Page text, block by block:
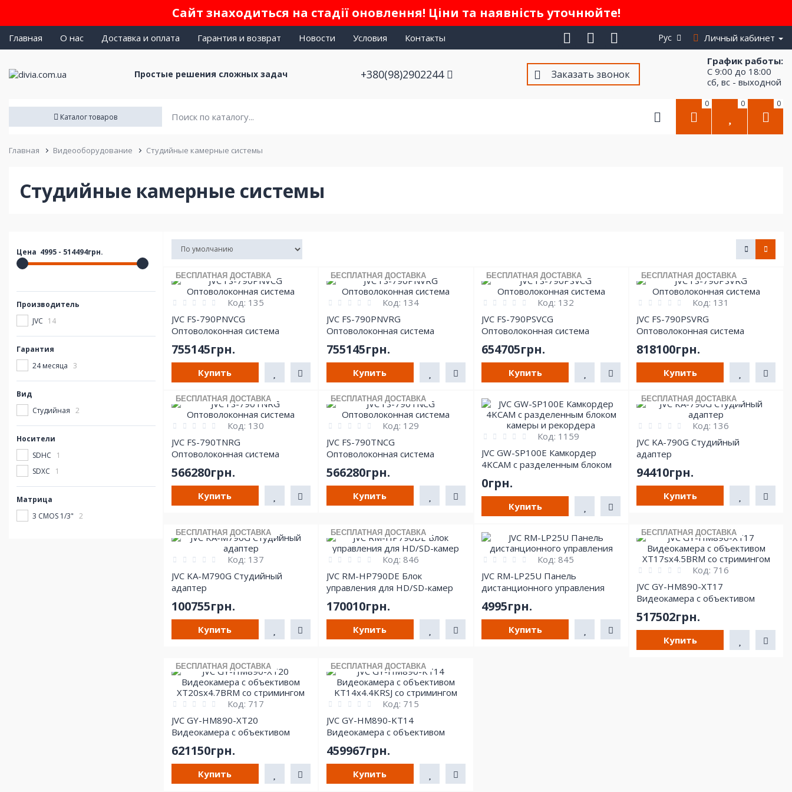
Сайт знаходиться на стадії оновлення! Ціни та наявність уточнюйте!
Главная О нас Доставка и оплата Гарантия и возврат Новости Условия Контакты Личный кабинет
Простые решения сложных задач +380(98)2902244 Заказать звонок
График работы:
С 9:00 до 18:00
сб, вс - выходной
Каталог товаров
0 0 0
Главная Видеооборудование Студийные камерные системы
Студийные камерные системы
Цена 4995- 514494грн.
Производитель
JVC 14
Гарантия
24 месяца 3
Вид
Студийная 2
Носители
SDHC
1
SDXC
1
Матрица
3 CMOS 1/3" 2
БЕСПЛАТНАЯ ДОСТАВКА
Код: 135
JVC FS-790PNVCG
Оптоволоконная система
755145грн.
Купить
БЕСПЛАТНАЯ ДОСТАВКА
Код: 134
JVC FS-790PNVRG
Оптоволоконная система
755145грн.
Купить
БЕСПЛАТНАЯ ДОСТАВКА
Код: 132
JVC FS-790PSVCG
Оптоволоконная система
654705грн.
Купить
БЕСПЛАТНАЯ ДОСТАВКА
Код: 131
JVC FS-790PSVRG
Оптоволоконная система
818100грн.
Купить
БЕСПЛАТНАЯ ДОСТАВКА
Код: 130
JVC FS-790TNRG
Оптоволоконная система
566280грн.
Купить
БЕСПЛАТНАЯ ДОСТАВКА
Код: 129
JVC FS-790TNСG
Оптоволоконная система
566280грн.
Купить
Код: 1159
JVC GW-SP100E Камкордер
4KCAM с разделенным блоком
0грн.
Купить
БЕСПЛАТНАЯ ДОСТАВКА
Код: 136
JVC KA-790G Студийный
адаптер
94410грн.
Купить
БЕСПЛАТНАЯ ДОСТАВКА
Код: 137
JVC KA-M790G Cтудийный
адаптер
100755грн.
Купить
БЕСПЛАТНАЯ ДОСТАВКА
Код: 846
JVC RM-HP790DE Блок
управления для HD/SD-камер
170010грн.
Купить
Код:845
JVC RM-LP25U Панель
дистанционного управления
4995грн.
Купить
БЕСПЛАТНАЯ ДОСТАВКА
Код: 716
JVC GY-HM890-XT17
Видеокамера с объективом
517502грн.
Купить
БЕСПЛАТНАЯ ДОСТАВКА
Код: 717
JVC GY-HM890-XT20
Видеокамера с объективом
621150грн.
Купить
БЕСПЛАТНАЯ ДОСТАВКА
Код: 715
JVC GY-HM890-KT14
Видеокамера с объективом
459967грн.
Купить